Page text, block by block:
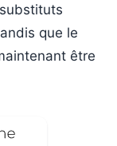
que le
être